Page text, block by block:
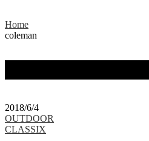
Home
coleman
2018/6/4
OUTDOOR
CLASSIX